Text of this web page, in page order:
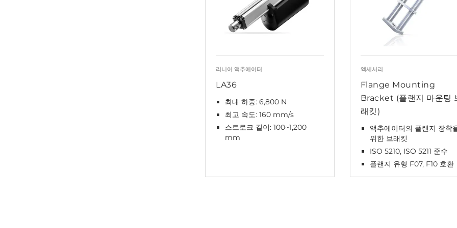
리니어 액추에이터
LA36
최대 하중: 6,800 N
최고 속도: 160 mm/s
스트로크 길이: 100~1,200
mm
액세서리
Flange Mounting
Bracket (플랜지 마운팅
래킷)
액추에이터의 플랜지 장착
위한 브래킷
ISO 5210, ISO 5211 준수
플랜지 유형 F07, F10 호환